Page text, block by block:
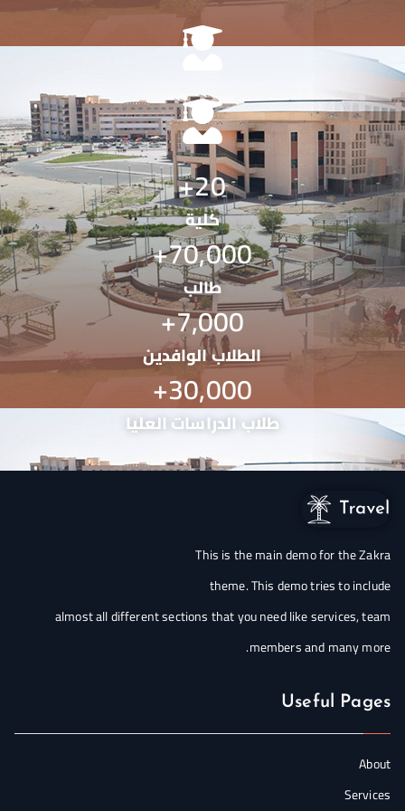
كلية
20
+
طالب
70,000
+
الطلاب الوافدين
7,000
+
طلاب الدراسات العليا
30,000
+
This is the main demo for the Zakra
theme. This demo tries to include
almost all different sections that you need like services, team
members and many more.
Useful Pages
About
Services